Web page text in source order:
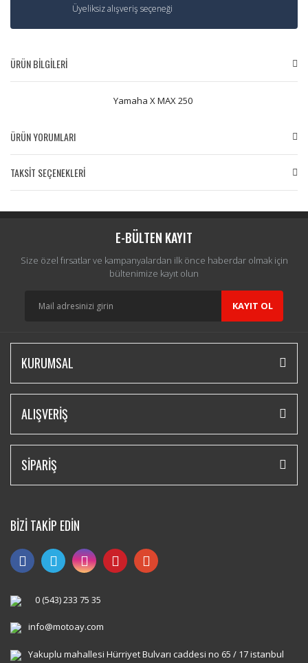
Üyeliksiz alışveriş seçeneği
ÜRÜN BİLGİLERİ
Yamaha X MAX 250
ÜRÜN YORUMLARI
Yorum Yaz
TAKSİT SEÇENEKLERİ
E-BÜLTEN KAYIT
Size özel fırsatlar ve kampanyalardan ilk önce haberdar olmak için
bültenimize kayıt olun
KAYIT OL
KURUMSAL
ALIŞVERİŞ
SİPARİŞ
BİZİ TAKİP EDİN
0 (543) 233 75 35
info@motoay.com
Yakuplu mahallesi Hürriyet Bulvarı caddesi no 65 / 17 istanbul